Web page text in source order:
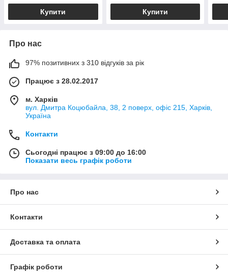
Купити Купити
Про нас
97% позитивних з 310 відгуків за рік
Працює з 28.02.2017
м. Харків
вул. Дмитра Коцюбайла, 38, 2 поверх, офіс 215, Харків,
Україна
Контакти
Сьогодні працює з 09:00 до 16:00
Показати весь графік роботи
Про нас
Контакти
Доставка та оплата
Графік роботи